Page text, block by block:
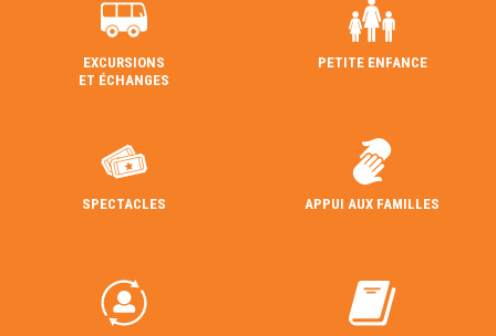
EXCURSIONS
ET ÉCHANGES
PETITE ENFANCE
SPECTACLES APPUI AUX FAMILLES